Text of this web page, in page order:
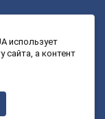
использует
а контент